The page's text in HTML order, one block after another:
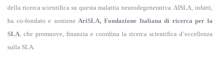
della ricerca scientifica su questa malattia neurodegenerativa. AISLA, infatti,
ha co-fondato e sostieneAriSLA, Fondazione Italiana di ricerca per la
SLA, che promuove, finanzia e coordina la ricerca scientifica d’eccellenza
sulla SLA.